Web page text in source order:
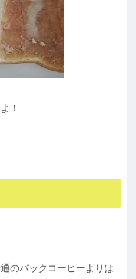
！
のパックコーヒーよりは